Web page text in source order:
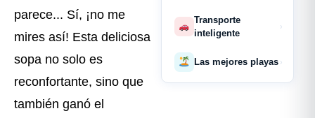
parece... Sí, ¡no me
mires así! Esta deliciosa
sopa no solo es
reconfortante, sino que
también ganó el
Transporte
inteligente
›
Las mejores playas ›